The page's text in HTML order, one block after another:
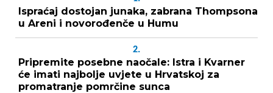
Ispraćaj dostojan junaka, zabrana Thompsona
u Areni i novorođenče u Humu
2.
Pripremite posebne naočale: Istra i Kvarner
će imati najbolje uvjete u Hrvatskoj za
promatranje pomrčine sunca